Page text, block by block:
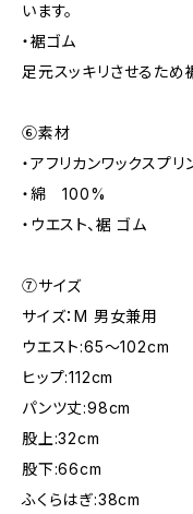
います。
・裾ゴム
足元スッキリさせるため
⑥素材
・アフリカンワックスプリ
・綿 100%
・ウエスト、裾 ゴム
⑦サイズ
サイズ：M 男女兼用
ウエスト:65～102cm
ヒップ:112cm
パンツ丈:98cm
股上:32cm
股下:66cm
ふくらはぎ:38cm